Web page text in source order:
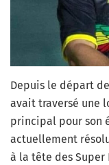
Depuis le départ de
avait traversé une
principal pour son
actuellement
à la tête des Super